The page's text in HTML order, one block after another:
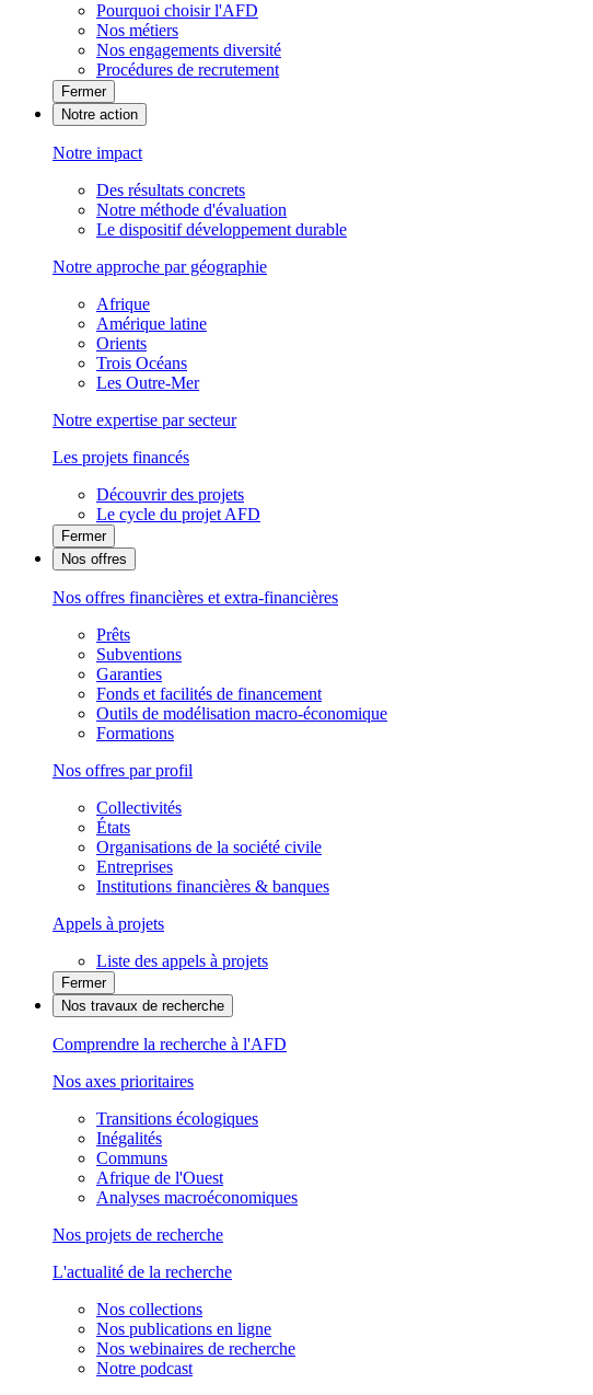
Pourquoi choisir l'AFD
Nos métiers
Nos engagements diversité
Procédures de recrutement
Fermer
Notre action
Notre impact
Des résultats concrets
Notre méthode d'évaluation
Le dispositif développement durable
Notre approche par géographie
Afrique
Amérique latine
Orients
Trois Océans
Les Outre-Mer
Notre expertise par secteur
Les projets financés
Découvrir des projets
Le cycle du projet AFD
Fermer
Nos offres
Nos offres financières et extra-financières
Prêts
Subventions
Garanties
Fonds et facilités de financement
Outils de modélisation macro-économique
Formations
Nos offres par profil
Collectivités
États
Organisations de la société civile
Entreprises
Institutions financières & banques
Appels à projets
Liste des appels à projets
Fermer
Nos travaux de recherche
Comprendre la recherche à l'AFD
Nos axes prioritaires
Transitions écologiques
Inégalités
Communs
Afrique de l'Ouest
Analyses macroéconomiques
Nos projets de recherche
L'actualité de la recherche
Nos collections
Nos publications en ligne
Nos webinaires de recherche
Notre podcast